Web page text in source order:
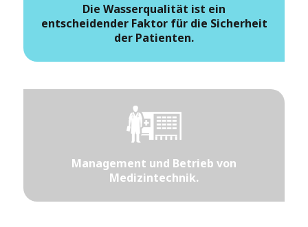
Die Wasserqualität ist ein
entscheidender Faktor für die Sicherheit
der Patienten.
Management und Betrieb von
Medizintechnik.